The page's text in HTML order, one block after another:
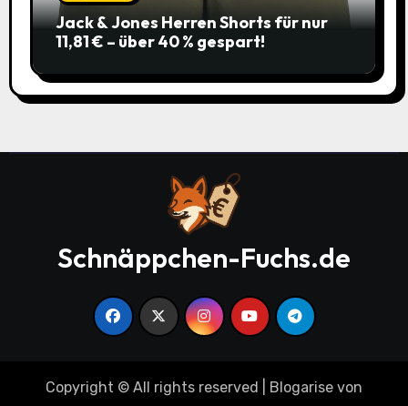
Jack & Jones Herren Shorts für nur
11,81 € – über 40 % gespart!
Schnäppchen-Fuchs.de
Copyright © All rights reserved Blogarise von